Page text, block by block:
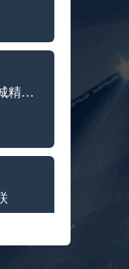
摩顿城精英后备队